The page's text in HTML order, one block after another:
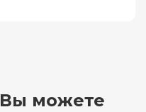
Вы можете